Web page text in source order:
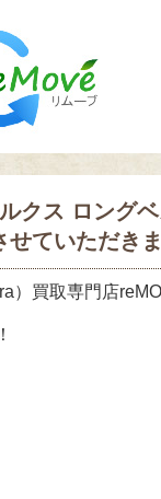
クス ロング
せていただき
）買取専門店